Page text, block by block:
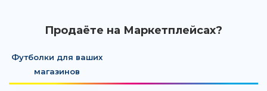
Продаёте на Маркетплейсах?
Футболки для ваших
магазинов